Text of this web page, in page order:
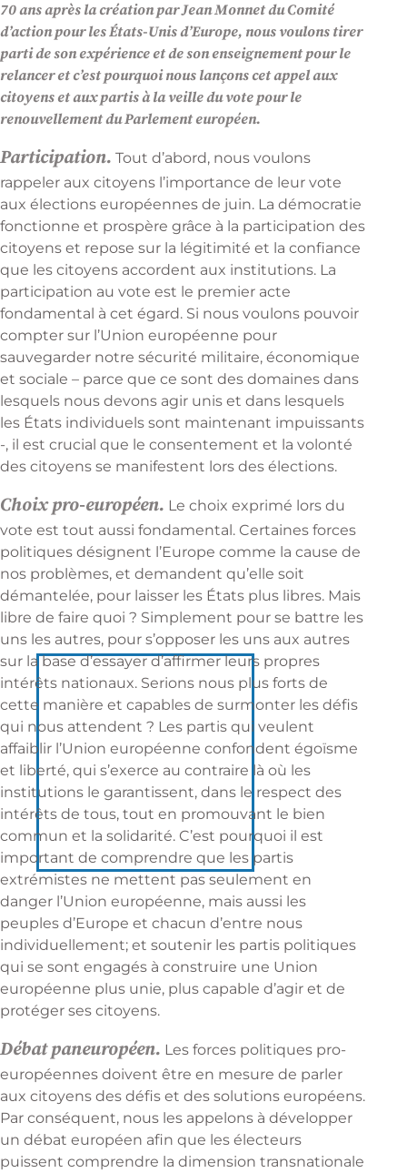
70 ans après la création par Jean Monnet du Comité
d’action pour les États-Unis d’Europe, nous voulons tirer
parti de son expérience et de son enseignement pour le
relancer et c’est pourquoi nous lançons cet appel aux
citoyens et aux partis à la veille du vote pour le
renouvellement du Parlement européen.
Participation. Tout d’abord, nous voulons
rappeler aux citoyens l’importance de leur vote
aux élections européennes de juin. La démocratie
fonctionne et prospère grâce à la participation des
citoyens et repose sur la légitimité et la confiance
que les citoyens accordent aux institutions. La
participation au vote est le premier acte
fondamental à cet égard. Si nous voulons pouvoir
compter sur l’Union européenne pour
sauvegarder notre sécurité militaire, économique
et sociale – parce que ce sont des domaines dans
lesquels nous devons agir unis et dans lesquels
les États individuels sont maintenant impuissants
-, il est crucial que le consentement et la volonté
des citoyens se manifestent lors des élections.
Choix pro-européen. Le choix exprimé lors du
vote est tout aussi fondamental. Certaines forces
politiques désignent l’Europe comme la cause de
nos problèmes, et demandent qu’elle soit
démantelée, pour laisser les États plus libres. Mais
libre de faire quoi ? Simplement pour se battre les
uns les autres, pour s’opposer les uns aux autres
sur la base d’essayer d’affirmer leurs propres
intérêts nationaux. Serions nous plus forts de
cette manière et capables de surmonter les défis
qui nous attendent ? Les partis qui veulent
affaiblir l’Union européenne confondent égoïsme
et liberté, qui s’exerce au contraire là où les
institutions le garantissent, dans le respect des
intérêts de tous, tout en promouvant le bien
commun et la solidarité. C’est pourquoi il est
important de comprendre que les partis
extrémistes ne mettent pas seulement en
danger l’Union européenne, mais aussi les
peuples d’Europe et chacun d’entre nous
individuellement; et soutenir les partis politiques
qui se sont engagés à construire une Union
européenne plus unie, plus capable d’agir et de
protéger ses citoyens.
Débat paneuropéen. Les forces politiques pro-
européennes doivent être en mesure de parler
aux citoyens des défis et des solutions européens.
Par conséquent, nous les appelons à développer
un débat européen afin que les électeurs
puissent comprendre la dimension transnationale